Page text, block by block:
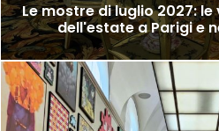
Le mostre di luglio 2027:
dell'estate a Parigi e